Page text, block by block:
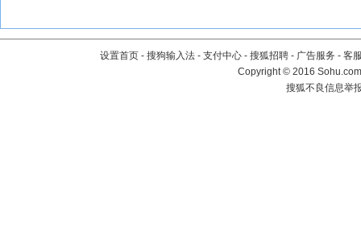
设置首页 - 搜狗输入法 - 支付中心 - 搜狐招聘 - 广告服务 - 客
Copyright©2016
搜狐不良信息举